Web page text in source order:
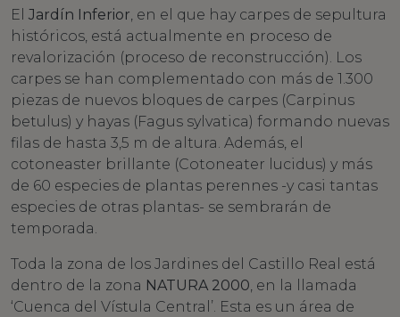
El Jardín Inferior, en el que hay carpes de sepultura
históricos, está actualmente en proceso de
revalorización (proceso de reconstrucción). Los
carpes se han complementado con más de 1.300
piezas de nuevos bloques de carpes (Carpinus
betulus) y hayas (Fagus sylvatica) formando nuevas
filas de hasta 3,5 m de altura. Además, el
cotoneaster brillante (Cotoneater lucidus) y más
de 60 especies de plantas perennes -y casi tantas
especies de otras plantas- se sembrarán de
temporada.
Toda la zona de los Jardines del Castillo Real está
dentro de la zona NATURA 2000, en la llamada
‘Cuenca del Vístula Central’. Esta es un área de